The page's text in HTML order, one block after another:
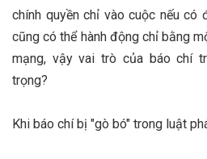
chính quyền chỉ vào cuộc nếu có
cũng có thể hành động chỉ bằng
mạng, vậy vai trò của báo chí
trọng?
Khi báo chí bị "gò bó" trong luật